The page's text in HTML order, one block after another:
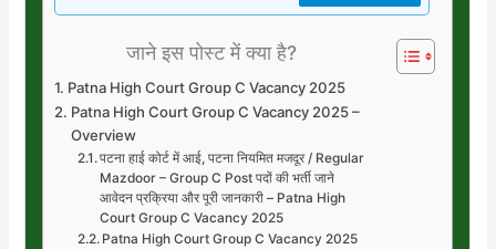
जाने इस पोस्ट में क्या है?
Patna High Court Group C Vacancy 2025
Patna High Court Group C Vacancy 2025 –
Overview
पटना हाई कोर्ट में आई, पटना नियमित मजदूर / Regular
Mazdoor – Group C Post पदों की भर्ती जाने
आवेदन प्रक्रिया और पूरी जानकारी – Patna High
Court Group C Vacancy 2025
Patna High Court Group C Vacancy 2025